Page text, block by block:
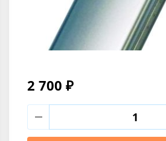
2 700 ₽